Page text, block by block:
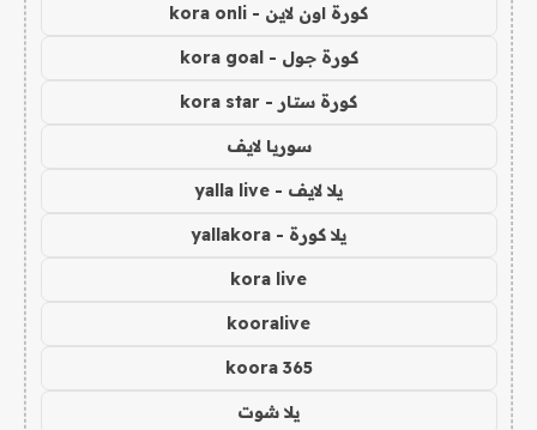
كورة اون لاين - kora onli
كورة جول - kora goal
كورة ستار - kora star
سوريا لايف
يلا لايف - yalla live
يلا كورة - yallakora
kora live
kooralive
koora 365
يلا شوت